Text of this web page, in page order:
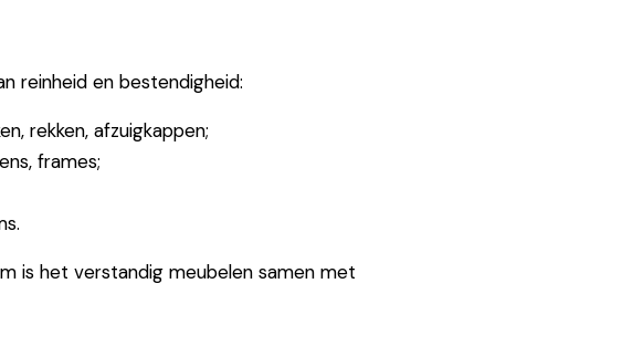
reinheid en bestendigheid:
rekken, afzuigkappen;
frames;
is het verstandig meubelen samen met